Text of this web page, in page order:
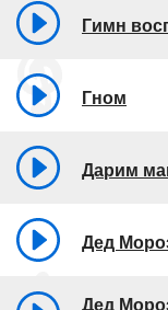
Гимн
Гном
Дарим
Дед
Дед